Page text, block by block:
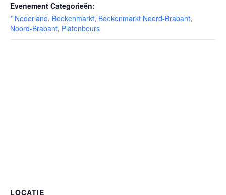
Evenement Categorieën:
* Nederland, Boekenmarkt, Boekenmarkt Noord-Brabant,
Noord-Brabant, Platenbeurs
LOCATIE